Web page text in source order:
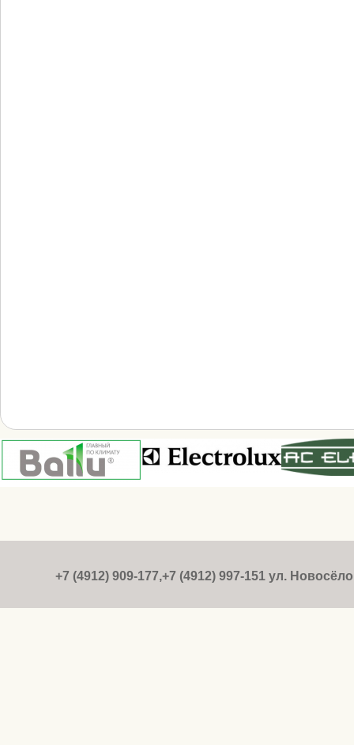
+7 (4912) 909-177,+7 (4912) 997-151 ул.